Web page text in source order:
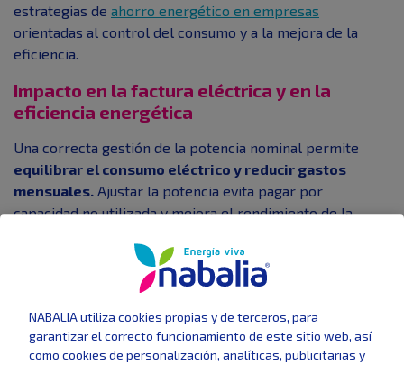
estrategias de ahorro energético en empresas
orientadas al control del consumo y a la mejora de la
eficiencia.
Impacto en la factura eléctrica y en la
eficiencia energética
Una correcta gestión de la potencia nominal permite
equilibrar el consumo eléctrico y reducir gastos
mensuales. Ajustar la potencia evita pagar por
capacidad no utilizada y mejora el rendimiento de la
eficiente transmite una imagen más competitiva y
Potencia nominal en maquinaria y
equipos industriales
NABALIA utiliza cookies propias y de terceros, para
garantizar el correcto funcionamiento de este sitio web, así
como cookies de personalización, analíticas, publicitarias y